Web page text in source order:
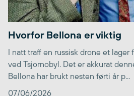
Hvorfor Bellona er viktig
I natt traff en russisk drone et lager
ved Tsjornobyl. Det er akkurat
Bellona har brukt nesten førti år p...
07/06/2026